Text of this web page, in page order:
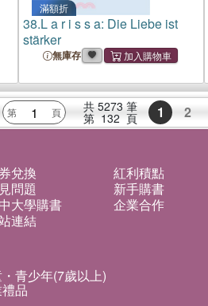
滿額折
38.L a r i s s a: Die Liebe ist
stärker
無庫存
共 5273 筆
第 132 頁 1 2
兌換
紅利積點
問題
新手購書
大學購書
企業合作
連結
青少年(7歲以上)
品